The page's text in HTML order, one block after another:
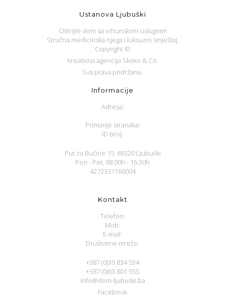
Ustanova Ljubuški
Otkrijte dom sa vrhunskom uslugom!
Stručna medicinska njega i luksuzni smještaj.
Copyright ©
Kreativna agencija Skoko & Co.
Sva prava pridržana.
Informacije
Adresa:
Primanje stranaka:
ID broj:
Put za Bučine 15, 88320 Ljubuški
Pon - Pet, 08:00h - 16:30h
4272337160004
Kontakt
Telefon:
Mob:
E-mail:
Društvene mreže:
+387 (0)39 834 534
+387 (0)63 801 555
info@dom-ljubuski.ba
Facebook